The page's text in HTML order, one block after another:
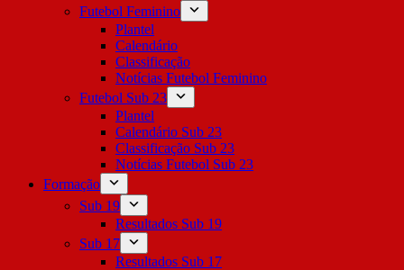
Futebol Feminino
Plantel
Calendário
Classificação
Notícias Futebol Feminino
Futebol Sub 23
Plantel
Calendário Sub 23
Classificação Sub 23
Notícias Futebol Sub 23
Formação
Sub 19
Resultados Sub 19
Sub 17
Resultados Sub 17